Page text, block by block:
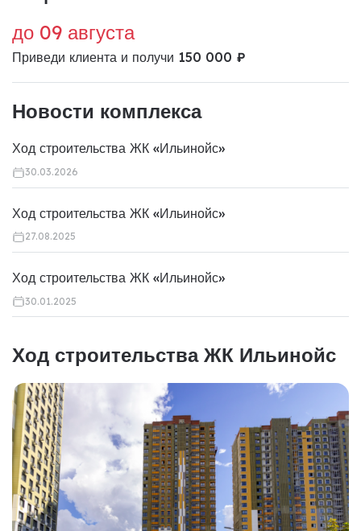
до 09 августа
Приведи клиента и получи 150 000 ₽
Новости комплекса
Ход строительства ЖК «Ильинойс»
30.03.2026
Ход строительства ЖК «Ильинойс»
27.08.2025
Ход строительства ЖК «Ильинойс»
30.01.2025
Ход строительства ЖК Ильинойс